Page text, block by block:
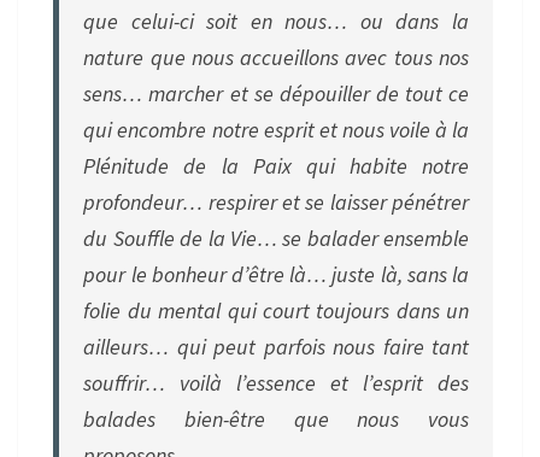
que celui-ci soit en nous… ou dans la
nature que nous accueillons avec tous nos
sens… marcher et se dépouiller de tout ce
qui encombre notre esprit et nous voile à la
Plénitude de la Paix qui habite notre
profondeur… respirer et se laisser pénétrer
du Souffle de la Vie… se balader ensemble
pour le bonheur d’être là… juste là, sans la
folie du mental qui court toujours dans un
ailleurs… qui peut parfois nous faire tant
souffrir… voilà l’essence et l’esprit des
balades bien-être que nous vous